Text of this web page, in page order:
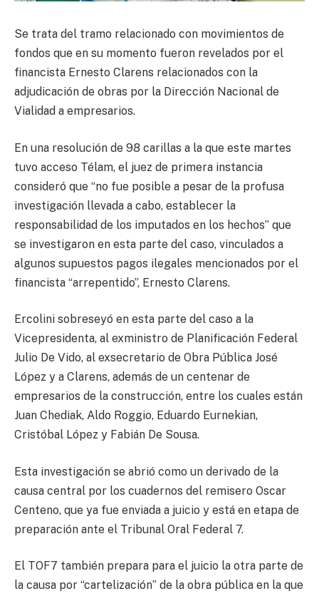
Se trata del tramo relacionado con movimientos de
fondos que en su momento fueron revelados por el
financista Ernesto Clarens relacionados con la
adjudicación de obras por la Dirección Nacional de
Vialidad a empresarios.
En una resolución de 98 carillas a la que este martes
tuvo acceso Télam, el juez de primera instancia
consideró que “no fue posible a pesar de la profusa
investigación llevada a cabo, establecer la
responsabilidad de los imputados en los hechos” que
se investigaron en esta parte del caso, vinculados a
algunos supuestos pagos ilegales mencionados por el
financista “arrepentido”, Ernesto Clarens.
Ercolini sobreseyó en esta parte del caso a la
Vicepresidenta, al exministro de Planificación Federal
Julio De Vido, al exsecretario de Obra Pública José
López y a Clarens, además de un centenar de
empresarios de la construcción, entre los cuales están
Juan Chediak, Aldo Roggio, Eduardo Eurnekian,
Cristóbal López y Fabián De Sousa.
Esta investigación se abrió como un derivado de la
causa central por los cuadernos del remisero Oscar
Centeno, que ya fue enviada a juicio y está en etapa de
preparación ante el Tribunal Oral Federal 7.
El TOF7 también prepara para el juicio la otra parte de
la causa por “cartelización” de la obra pública en la que